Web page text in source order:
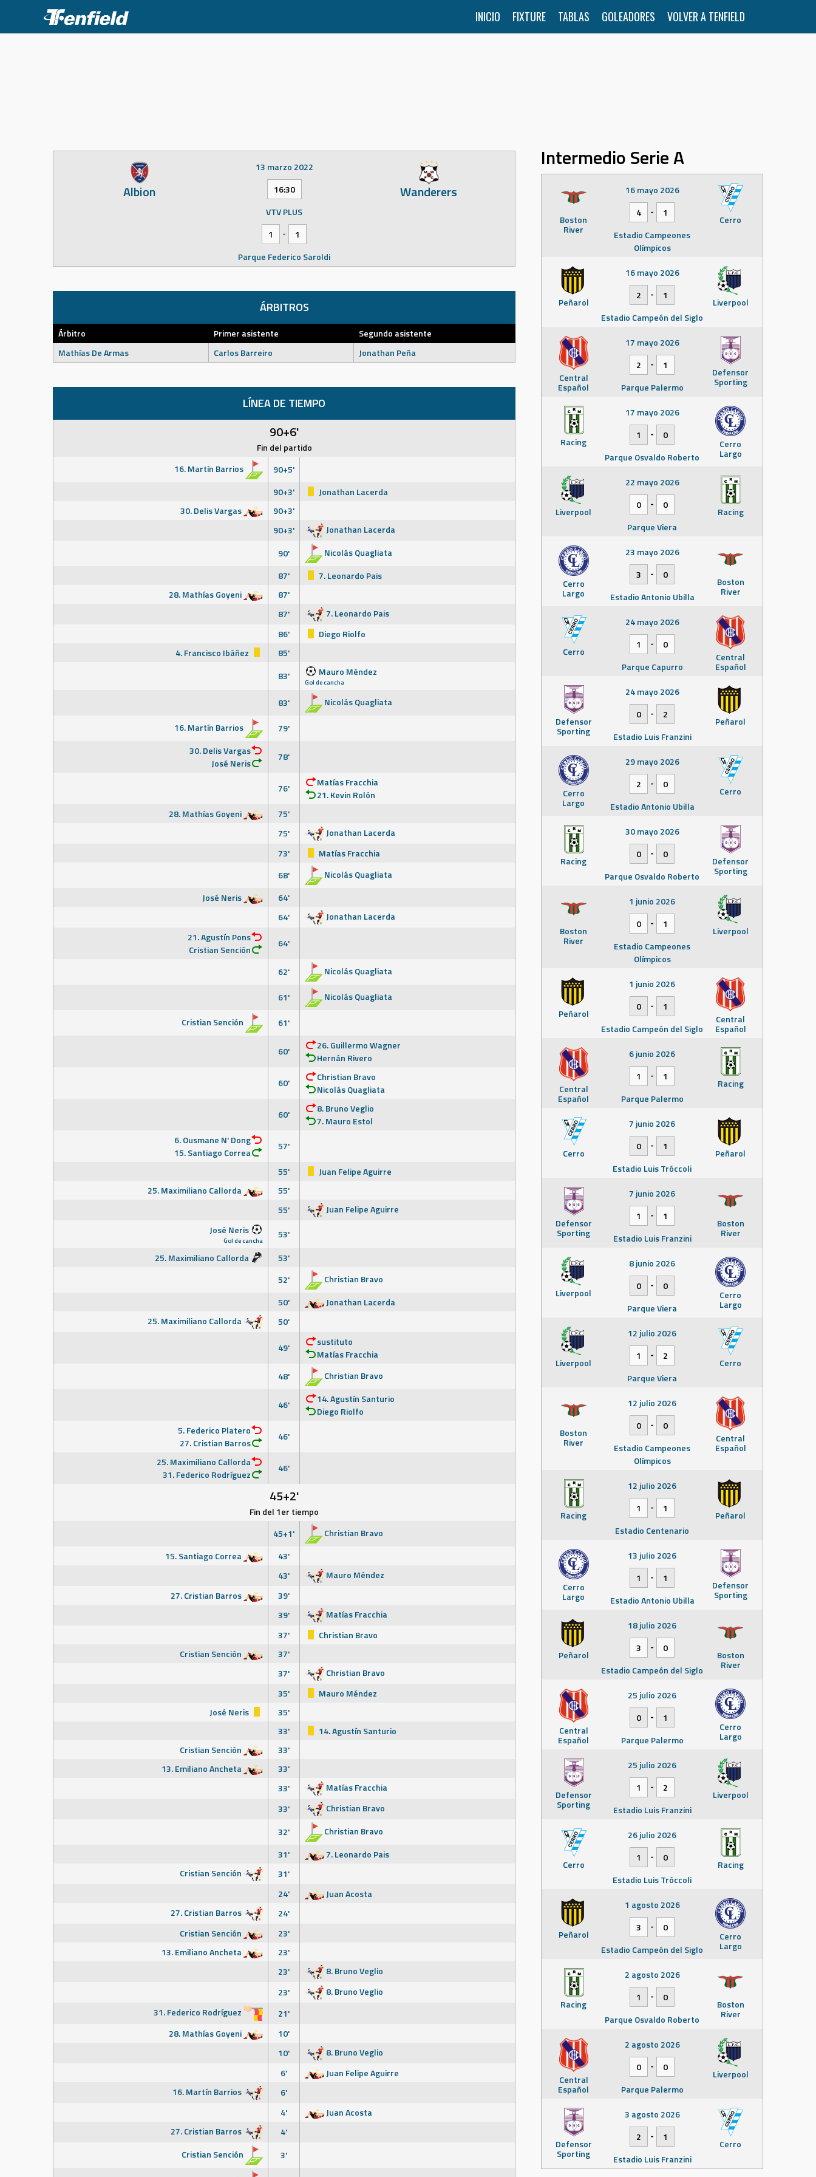
content
INICIO FIXTURE TABLAS GOLEADORES VOLVER A TENFIELD
Albion Wanderers
13 marzo 2022
16:30
VTV PLUS
1
-
1
Parque Federico Saroldi
ÁRBITROS
Árbitro Primer asistente
Segundo asistente
Mathías De Armas
Carlos Barreiro Jonathan Peña
LÍNEA DE TIEMPO
90+6'
Fin del partido
16. Martín Barrios
90+5'
90+3'
Jonathan Lacerda
30. Delis Vargas
90+3'
90+3'
Jonathan Lacerda
90'
Nicolás Quagliata
87'
7. Leonardo Pais
28. Mathías Goyeni
87'
87'
7. Leonardo Pais
86'
Diego Riolfo
4. Francisco Ibáñez
85'
83'
Mauro Méndez
Gol de cancha
83'
Nicolás Quagliata
16. Martín Barrios
79'
30. Delis Vargas
José Neris
78'
76'
Matías Fracchia
21. Kevin Rolón
28. Mathías Goyeni
75'
75'
Jonathan Lacerda
73'
Matías Fracchia
68'
Nicolás Quagliata
José Neris
64'
64'
Jonathan Lacerda
21. Agustín Pons
Cristian Sención
64'
62' Nicolás Quagliata
61'
Nicolás Quagliata
Cristian Sención
61'
60'
26. Guillermo Wagner
Hernán Rivero
60'
Christian Bravo
Nicolás Quagliata
60'
8. Bruno Veglio
7. Mauro Estol
6. Ousmane N' Dong
15. Santiago Correa
57'
55'
Juan Felipe Aguirre
25. Maximiliano Callorda
55'
55'
Juan Felipe Aguirre
José Neris
Gol de cancha
53'
25. Maximiliano Callorda
53'
52'
Christian Bravo
50'
Jonathan Lacerda
25. Maximiliano Callorda
50'
49'
sustituto
Matías Fracchia
48'
Christian Bravo
46'
14. Agustín Santurio
Diego Riolfo
5. Federico Platero
27. Cristian Barros
46'
25. Maximiliano Callorda
31. Federico Rodríguez
46'
45+2'
Fin del 1er tiempo
45+1'
Christian Bravo
15. Santiago Correa
43'
43'
Mauro Méndez
27. Cristian Barros
39'
39'
Matías Fracchia
37'
Christian Bravo
Cristian Sención
37'
37'
Christian Bravo
35'
Mauro Méndez
José Neris
35'
33'
14. Agustín Santurio
Cristian Sención
33'
13. Emiliano Ancheta
33'
33'
Matías Fracchia
33'
Christian Bravo
32'
Christian Bravo
31'
7. Leonardo Pais
Cristian Sención
31'
24'
Juan Acosta
27. Cristian Barros
24'
Cristian Sención
23'
13. Emiliano Ancheta
23'
23'
8. Bruno Veglio
23'
8. Bruno Veglio
31. Federico Rodríguez
21'
28. Mathías Goyeni
10'
10'
8. Bruno Veglio
6'
Juan Felipe Aguirre
16. Martín Barrios
6'
4'
Juan Acosta
27. Cristian Barros
4'
Cristian Sención
3'
Intermedio Serie A
Boston
River
Cerro
16 mayo 2026
4
-
1
Estadio Campeones
Olímpicos
Peñarol Liverpool
16 mayo 2026
2
-
1
Estadio Campeón del Siglo
Central
Español
Defensor
Sporting
17 mayo 2026
2
-
1
Parque Palermo
Racing Cerro
Largo
17 mayo 2026
1
-
0
Parque Osvaldo Roberto
Liverpool Racing
22 mayo 2026
0
-
0
Parque Viera
Cerro
Largo
Boston
River
23 mayo 2026
3
-
0
Estadio Antonio Ubilla
Cerro Central
Español
24 mayo 2026
1
-
0
Parque Capurro
Defensor
Sporting
Peñarol
24 mayo 2026
0
-
2
Estadio Luis Franzini
Cerro
Largo
Cerro
29 mayo 2026
2
-
0
Estadio Antonio Ubilla
Racing Defensor
Sporting
30 mayo 2026
0
-
0
Parque Osvaldo Roberto
Boston
River
Liverpool
1 junio 2026
0
-
1
Estadio Campeones
Olímpicos
Peñarol Central
Español
1 junio 2026
0
-
1
Estadio Campeón del Siglo
Central
Español
Racing
6 junio 2026
1
-
1
Parque Palermo
Cerro Peñarol
7 junio 2026
0
-
1
Estadio Luis Tróccoli
Defensor
Sporting
Boston
River
7 junio 2026
1
-
1
Estadio Luis Franzini
Liverpool Cerro
Largo
8 junio 2026
0
-
0
Parque Viera
Liverpool Cerro
12 julio 2026
1
-
2
Parque Viera
Boston
River Central
Español
12 julio 2026
0
-
0
Estadio Campeones
Olímpicos
Racing Peñarol
12 julio 2026
1
-
1
Estadio Centenario
Cerro
Largo
Defensor
Sporting
13 julio 2026
1
-
1
Estadio Antonio Ubilla
Peñarol Boston
River
18 julio 2026
3
-
0
Estadio Campeón del Siglo
Central
Español
Cerro
Largo
25 julio 2026
0
-
1
Parque Palermo
Defensor
Sporting
Liverpool
25 julio 2026
1
-
2
Estadio Luis Franzini
Cerro Racing
26 julio 2026
1
-
0
Estadio Luis Tróccoli
Peñarol Cerro
Largo
1 agosto 2026
3
-
0
Estadio Campeón del Siglo
Racing Boston
River
2 agosto 2026
1
-
0
Parque Osvaldo Roberto
Central
Español
Liverpool
2 agosto 2026
0
-
0
Parque Palermo
Defensor
Sporting
Cerro
3 agosto 2026
2
-
1
Estadio Luis Franzini